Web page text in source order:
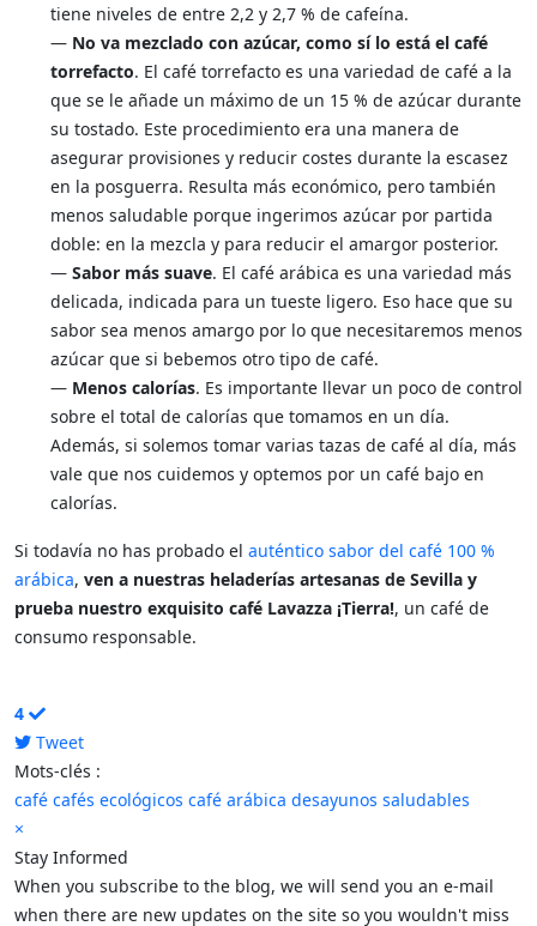
tiene niveles de entre 2,2 y 2,7 % de cafeína.
— No va mezclado con azúcar, como sí lo está el café
torrefacto. El café torrefacto es una variedad de café a la
que se le añade un máximo de un 15 % de azúcar durante
su tostado. Este procedimiento era una manera de
asegurar provisiones y reducir costes durante la escasez
en la posguerra. Resulta más económico, pero también
menos saludable porque ingerimos azúcar por partida
doble: en la mezcla y para reducir el amargor posterior.
— Sabor más suave. El café arábica es una variedad más
delicada, indicada para un tueste ligero. Eso hace que su
sabor sea menos amargo por lo que necesitaremos menos
azúcar que si bebemos otro tipo de café.
— Menos calorías. Es importante llevar un poco de control
sobre el total de calorías que tomamos en un día.
Además, si solemos tomar varias tazas de café al día, más
vale que nos cuidemos y optemos por un café bajo en
calorías.
Si todavía no has probado el auténtico sabor del café 100 %
arábica, ven a nuestras heladerías artesanas de Sevilla y
prueba nuestro exquisito café Lavazza ¡Tierra!, un café de
consumo responsable.
4
Tweet
pinterest
Mots-clés :
café cafés ecológicos café arábica desayunos saludables
×
Stay Informed
When you subscribe to the blog, we will send you an e-mail
when there are new updates on the site so you wouldn't miss